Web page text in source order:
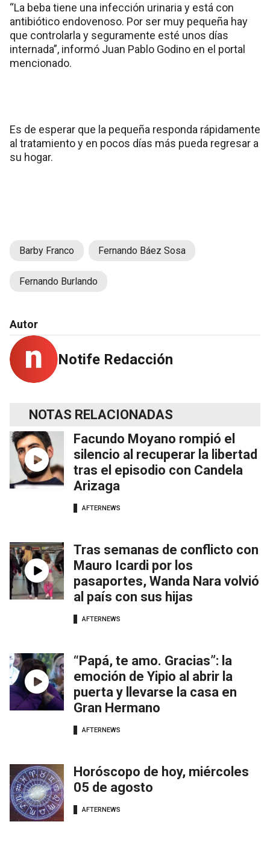
“La beba tiene una infección urinaria y está con
antibiótico endovenoso. Por ser muy pequeña hay
que controlarla y seguramente esté unos días
internada”, informó Juan Pablo Godino en el portal
mencionado.
Es de esperar que la pequeña responda rápidamente
al tratamiento y en pocos días más pueda regresar a
su hogar.
Barby Franco Fernando Báez Sosa
Fernando Burlando
Autor
Notife Redacción
NOTAS RELACIONADAS
Facundo Moyano rompió el
silencio al recuperar la libertad
tras el episodio con Candela
Arizaga
AFTERNEWS
Tras semanas de conflicto con
Mauro Icardi por los
pasaportes, Wanda Nara volvió
al país con sus hijas
AFTERNEWS
“Papá, te amo. Gracias”: la
emoción de Yipio al abrir la
puerta y llevarse la casa en
Gran Hermano
AFTERNEWS
Horóscopo de hoy, miércoles
05 de agosto
AFTERNEWS